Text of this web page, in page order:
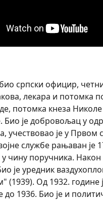
српски официр,
лекара и потомка
потомка кнеза
Био је добровољац у
учествовао је у
службе рањаван је
чину поручника. Након
је уредник
(1939). Од 1932.
до 1936. Био је и